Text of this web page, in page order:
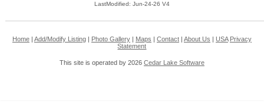
LastModified: Jun-24-26 V4
Home| Add/Modify Listing| Photo Gallery| Maps Contact| About Us USA Privacy
Statement
This site is operated by 2026 Cedar Lake Software